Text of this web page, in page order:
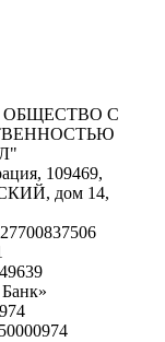
ОБЩЕСТВО С
109469,
дом 14,